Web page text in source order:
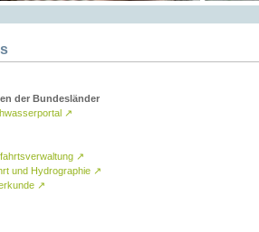
der Bundesländer
↗
↗
und Hydrographie ↗
↗